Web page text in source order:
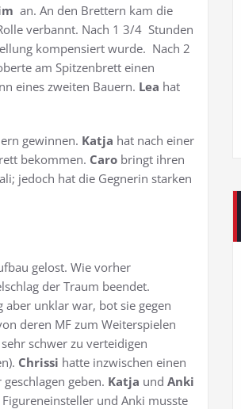
an. An den Brettern kam die
verbannt. Nach 1 3/4 Stunden
kompensiert wurde. Nach 2
am Spitzenbrett einen
eines zweiten Bauern. Lea hat
gewinnen. Katja hat nach einer
bekommen. Caro bringt ihren
jedoch hat die Gegnerin starken
gelost. Wie vorher
der Traum beendet.
unklar war, bot sie gegen
deren MF zum Weiterspielen
schwer zu verteidigen
Chrissi hatte inzwischen einen
geben. Katja und Anki
und Anki musste